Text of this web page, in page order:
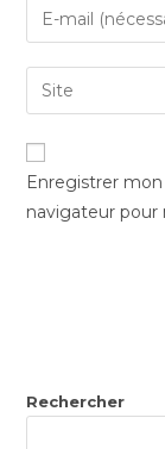
Enregistrer
navigateur
Rechercher